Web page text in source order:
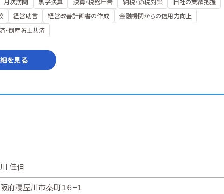
経営助言 経営改善計画書の作成
金融機関からの信用力向上
・倒産防止共済
を見る
佳但
府寝屋川市秦町１６−１